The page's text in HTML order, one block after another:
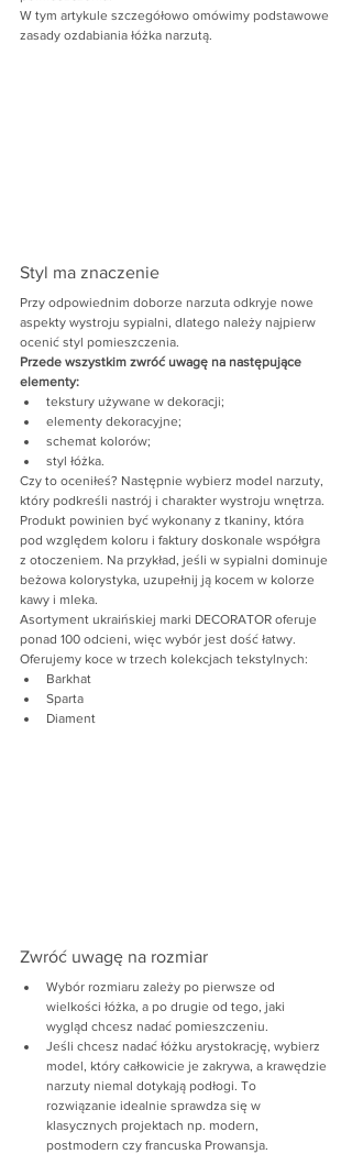
W tym artykule szczegółowo omówimy podstawowe
zasady ozdabiania łóżka narzutą.
Styl ma znaczenie
Przy odpowiednim doborze narzuta odkryje nowe
aspekty wystroju sypialni, dlatego należy najpierw
ocenić styl pomieszczenia.
Przede wszystkim zwróć uwagę na następujące
elementy:
tekstury używane w dekoracji;
elementy dekoracyjne;
schemat kolorów;
styl łóżka.
Czy to oceniłeś? Następnie wybierz model narzuty,
który podkreśli nastrój i charakter wystroju wnętrza.
Produkt powinien być wykonany z tkaniny, która
pod względem koloru i faktury doskonale współgra
z otoczeniem. Na przykład, jeśli w sypialni dominuje
beżowa kolorystyka, uzupełnij ją kocem w kolorze
kawy i mleka.
Asortyment ukraińskiej marki DECORATOR oferuje
ponad 100 odcieni, więc wybór jest dość łatwy.
Oferujemy koce w trzech kolekcjach tekstylnych:
Barkhat
Sparta
Diament
Zwróć uwagę na rozmiar
Wybór rozmiaru zależy po pierwsze od
wielkości łóżka, a po drugie od tego, jaki
wygląd chcesz nadać pomieszczeniu.
Jeśli chcesz nadać łóżku arystokrację, wybierz
model, który całkowicie je zakrywa, a krawędzie
narzuty niemal dotykają podłogi. To
rozwiązanie idealnie sprawdza się w
klasycznych projektach np. modern,
postmodern czy francuska Prowansja.